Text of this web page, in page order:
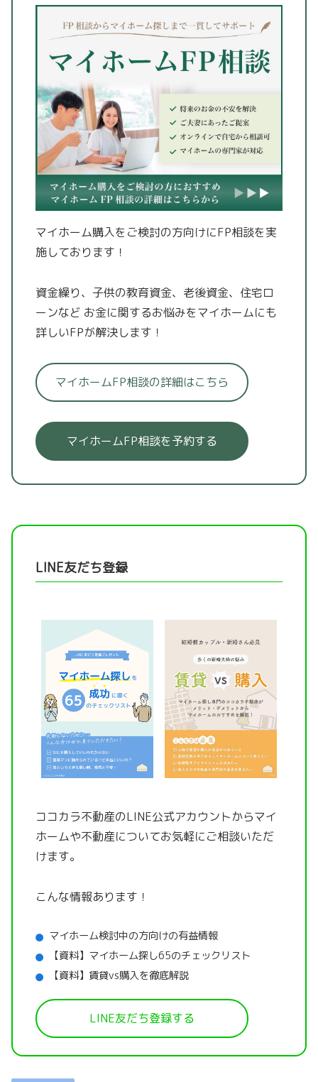
マイホーム購入をご検討の方向けにFP相談を実
施しております！
資金繰り、子供の教育資金、老後資金、住宅ロ
ーンなど お金に関するお悩みをマイホームにも
詳しいFPが解決します！
マイホームFP相談の詳細はこちら
マイホームFP相談を予約する
LINE友だち登録
ココカラ不動産のLINE公式アカウントからマイ
ホームや不動産についてお気軽にご相談いただ
けます。
こんな情報あります！
マイホーム検討中の方向けの有益情報
【資料】マイホーム探し65のチェックリスト
【資料】賃貸vs購入を徹底解説
LINE友だち登録する